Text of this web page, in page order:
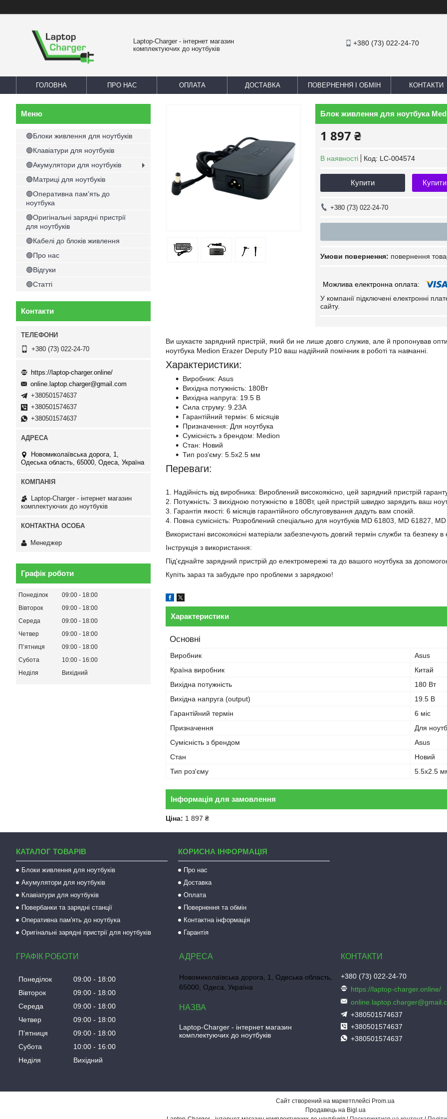
Laptop-Charger - інтернет магазин
комплектуючих до ноутбуків
+380 (73) 022-24-70
ГОЛОВНА ПРО НАС ОПЛАТА ДОСТАВКА ПОВЕРНЕННЯ І ОБМІН КОНТАКТИ
Блок живлення для ноутбука
1 897 ₴
В наявності Код: LC-004574
Купити
+380 (73) 022-24-70
повернення
У компанії підключені електронні
сайту.
Ви шукаєте зарядний пристрій, який би не лише довго служив, але й пропонував
ноутбука Medion Erazer Deputy P10 ваш надійний помічник в роботі та навчанні.
Характеристики:
Виробник: Asus
Вихідна потужність: 180Вт
Вихідна напруга: 19.5 В
Сила струму: 9.23А
Гарантійний термін: 6 місяців
Призначення: Для ноутбука
Сумісність з брендом: Medion
Стан: Новий
Тип роз'єму: 5.5x2.5 мм
Переваги:
1. Надійність від виробника: Вироблений високоякісно, цей зарядний пристрій
2. Потужність: З вихідною потужністю в 180Вт, цей пристрій швидко зарядить ваш
3. Гарантія якості: 6 місяців гарантійного обслуговування дадуть вам спокій.
4. Повна сумісність: Розроблений спеціально для ноутбуків MD 61803, MD 61827,
Використані високоякісні матеріали забезпечують довгий термін служби та безпеку в
Інструкція з використання:
Під'єднайте зарядний пристрій до електромережі та до вашого ноутбука за
Купіть зараз та забудьте про проблеми з зарядкою!
Характеристики
Основні
Виробник
Asus
Країна виробник
Китай
Вихідна потужність
180 Вт
Вихідна напруга (output)
19.5 В
Гарантійний термін
6 міс
Призначення
Для
Сумісність з брендом
Asus
Стан
Новий
Тип роз'єму
5.5x2.5
Інформація для замовлення
Ціна: 1 897 ₴
🟢Блоки живлення для ноутбуків
🟢Клавіатури для ноутбуків
🟢Акумулятори для ноутбуків
🟢Матриці для ноутбуків
🟢Оперативна пам'ять до
ноутбука
🟢Оригінальні зарядні пристрії
для ноутбуків
🟢Кабелі до блоків живлення
🟢Про нас
🟢Відгуки
🟢Статті
Контакти
+380 (73) 022-24-70
https://laptop-charger.online/
online.laptop.charger@gmail.com
+380501574637
+380501574637
+380501574637
Новомиколаївська дорога, 1,
Одеська область, 65000, Одеса, Україна
Laptop-Charger - інтернет магазин
комплектуючих до ноутбуків
Менеджер
Графік роботи
Понеділок 09:00
18:00
Вівторок
09:00
18:00
Середа
09:00
18:00
Четвер
09:00
18:00
Пʼятниця
09:00
18:00
Субота
10:00
16:00
Неділя
Вихідний
КАТАЛОГ ТОВАРІВ
Блоки живлення для ноутбуків
Акумулятори для ноутбуків
Клавіатури для ноутбуків
Повербанки та зарядні станції
Оперативна пам'ять до ноутбука
Оригінальні зарядні пристрії для ноутбуків
КОРИСНА ІНФОРМАЦІЯ
Про нас
Доставка
Оплата
Повернення та обмін
Контактна інформація
Гарантія
ГРАФІК РОБОТИ
Понеділок 09:00
18:00
Вівторок
09:00
18:00
Середа
09:00
18:00
Четвер
09:00
18:00
Пʼятниця
09:00
18:00
Субота
10:00
16:00
Неділя
Вихідний
Новомиколаївська дорога, 1, Одеська область,
65000, Одеса, Україна
Laptop-Charger - інтернет магазин
комплектуючих до ноутбуків
+380 (73) 022-24-70
https://laptop-charger.online/
+380501574637
+380501574637
+380501574637
Сайт створений на маркетплейсі Prom.ua
Продавець на Bigl.ua